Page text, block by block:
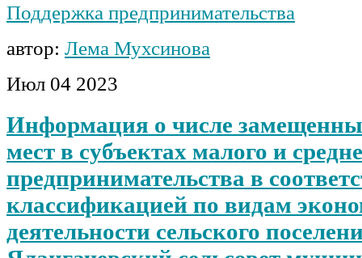
Поддержка предпринимательства
автор: Лема Мухсинова
Июл 04 2023
Информация о числе
мест в субъектах малого и
предпринимательства в
классификацией по видам
деятельности сельского